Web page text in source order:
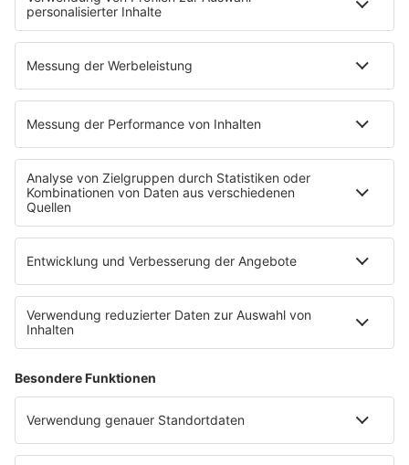
Back to the 90s
Mitmachen
Aktionen & Events
90s90s Countdown
Empfang
90s90s App
Sonos
Service
FAQs
Kontakt
Datenschutz
Datenschutz Facebook & Instagram-Fanpage
Datenschutzeinstellungen
Allgemeine Teilnahmebedingungen